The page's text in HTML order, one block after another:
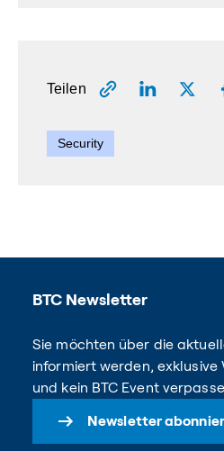
Teilen
Security
BTC Newsletter
Sie möchten über die
informiert werden,
und kein BTC Event
Newsletter